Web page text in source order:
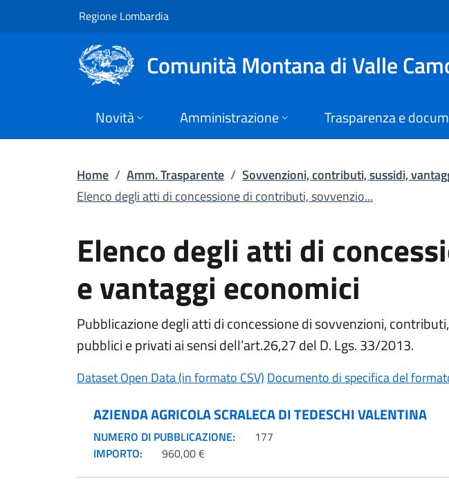
Vai al contenuto principale
Elenco degli atti di
Regione Lombardia(apre in un'altra scheda).
Comunità Montana di Valle
Novità Amministrazione Trasparenza e
Home / Amm. Trasparente / Sovvenzioni, contributi, sussidi,
Elenco degli atti di concessione di contributi, sovvenzio...
Elenco degli atti di
e vantaggi economici
Pubblicazione degli atti di concessione di sovvenzioni,
pubblici e privati ai sensi dell’art.26,27 del D. Lgs. 33/2013.
Dataset Open Data (in formato CSV) (apre in un'altra scheda).
Documento di specifica del
AZIENDA AGRICOLA SCRALECA DI TEDESCHI VALENTINA
NUMERO DI PUBBLICAZIONE:
177
IMPORTO:
960,00 €